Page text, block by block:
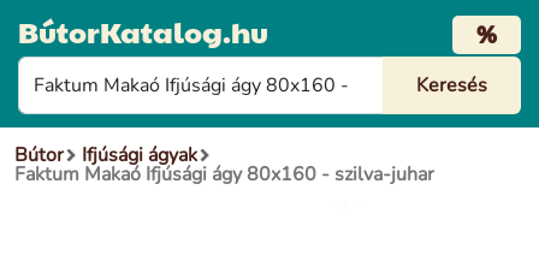
BútorKatalog.hu %
Bútor Ifjúsági ágyak
Faktum Makaó Ifjúsági ágy 80x160 - szilva-juhar